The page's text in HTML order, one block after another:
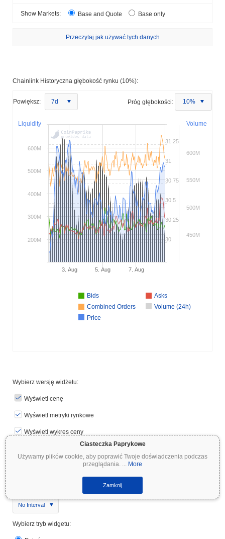
Ciasteczka Paprykowe
Używamy plików cookie, aby poprawić Twoje doświadczenia podczas
przeglądania. ... More
Zamknij
Show Markets: Base and Quote Base only
Przeczytaj jak używać tych danych
Chainlink Historyczna głębokość rynku (10%):
Powiększ: 7d Próg głębokości: 10%
Volume
Liquidity
Bids
Asks
Combined Orders
Volume (24h)
Price
3. Aug 5. Aug 7. Aug
30
30.25
30.5
30.75
31
31.25
450M
500M
550M
600M
200M
300M
400M
500M
600M
Wybierz wersję widżetu:
Wyświetl cenę
Wyświetl metryki rynkowe
Wyświetl wykres ceny
Pierwsza wyświetlana waluta:
No Interval
Wybierz tryb widgetu: